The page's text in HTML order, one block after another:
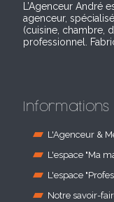
L’Agenceur André
agenceur,
(cuisine, chambre,
professionnel.
Informations
L'Agenceur &
L'espace "Ma
L'espace
Notre savoir-